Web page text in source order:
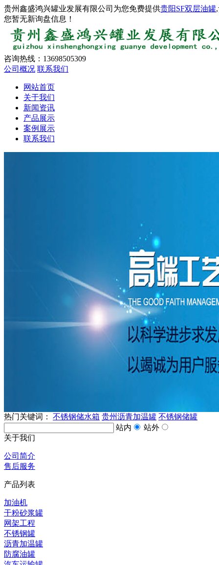
贵州鑫盛鸿兴罐业发展有限公司为您免费提供贵阳SF双层油罐
您暂无新询盘信息！
咨询热线： 13698505309
公司概况 联系我们
网站首页
关于我们
新闻资讯
产品展示
案例展示
联系我们
热门关键词： 不锈钢储水箱 贵州沥青加温罐 不锈钢储罐
站内
站外
关于我们
公司简介
售后服务
产品列表
加油机
干粉砂浆罐
网架工程
不锈钢罐
沥青加温罐
防腐油罐